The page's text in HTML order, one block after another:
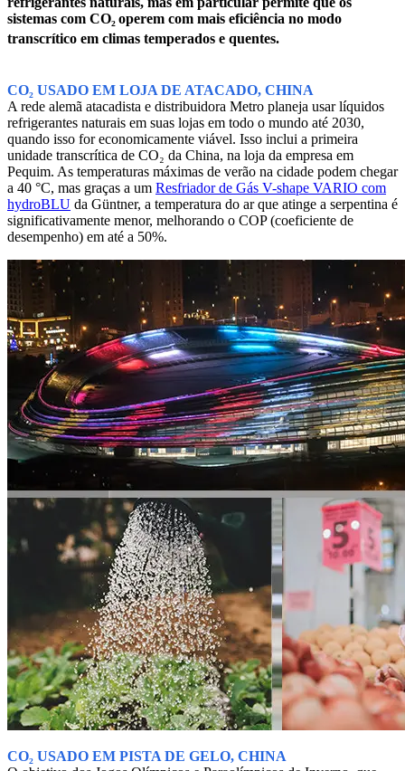
sistemas com CO₂operem com mais eficiência no modo
transcrítico em climas temperados e quentes.
CO₂ USADO EM LOJA DE ATACADO, CHINA
A rede alemã atacadista e distribuidora Metro planeja usar líquidos
refrigerantes naturais em suas lojas em todo o mundo até 2030,
quando isso for economicamente viável. Isso inclui a primeira
unidade transcrítica de CO₂ da China, na loja da empresa em
Pequim. As temperaturas máximas de verão na cidade podem chegar
a 40 °C, mas graças a um Resfriador de Gás V-shape VARIO com
hydroBLU da Güntner, a temperatura do ar que atinge a serpentina é
significativamente menor, melhorando o COP (coeficiente de
desempenho) em até a 50%.
CO₂ USADO EM PISTA DE GELO, CHINA